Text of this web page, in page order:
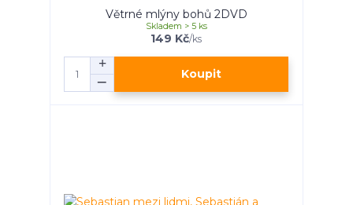
Větrné mlýny bohů 2DVD
149 Kč/ks
Skladem > 5 ks
Koupit